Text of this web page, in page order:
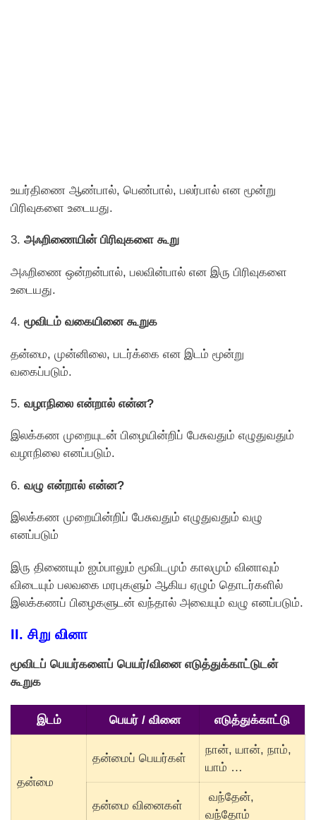
உயர்திணை ஆண்பால், பெண்பால், பலர்பால் என மூன்று
பிரிவுகளை உடையது.
3. அஃறிணையின் பிரிவுகளை கூறு
அஃறிணை ஒன்றன்பால், பலவின்பால் என இரு பிரிவுகளை
உடையது.
4. மூவிடம் வகையினை கூறுக
தன்மை, முன்னிலை, படர்க்கை என இடம் மூன்று
வகைப்படும்.
5. வழாநிலை என்றால் என்ன?
இலக்கண முறையுடன் பிழையின்றிப் பேசுவதும் எழுதுவதும்
வழாநிலை எனப்படும்.
6. வழு என்றால் என்ன?
இலக்கண முறையின்றிப் பேசுவதும் எழுதுவதும் வழு
எனப்படும்
இரு திணையும் ஐம்பாலும் மூவிடமும் காலமும் வினாவும்
விடையும் பலவகை மரபுகளும் ஆகிய ஏழும் தொடர்களில்
இலக்கணப் பிழைகளுடன் வந்தால் அவையும் வழு எனப்படும்.
II. சிறு வினா
மூவிடப் பெயர்களைப் பெயர்/வினை எடுத்துக்காட்டுடன்
கூறுக
இடம் பெயர் / வினை எடுத்துக்காட்டு
தன்மை
தன்மைப் பெயர்கள்
நான், யான், நாம்,
யாம் …
தன்மை வினைகள்
வந்தேன்,
வந்தோம்